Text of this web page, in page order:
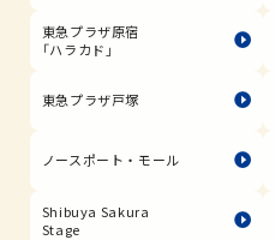
東急プラザ原宿
「ハラカド」
東急プラザ戸塚
ノースポート・モール
Shibuya Sakura
Stage